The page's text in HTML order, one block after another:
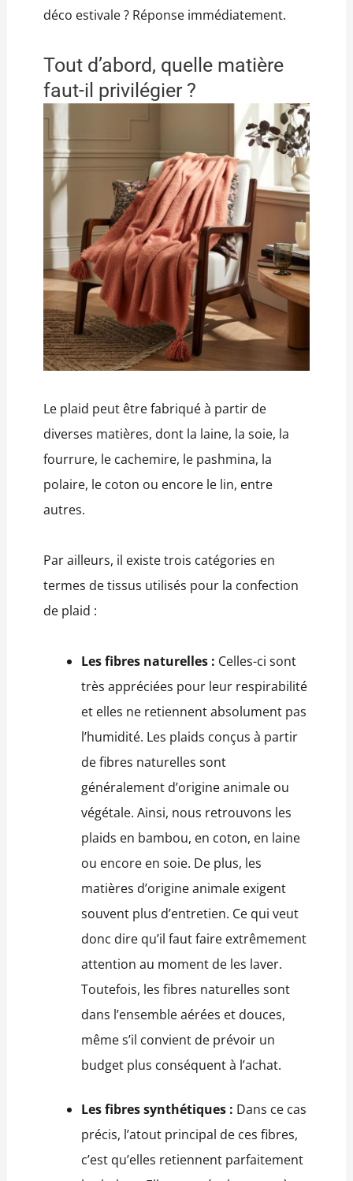
déco estivale ? Réponse immédiatement.
Tout d’abord, quelle matière
faut-il privilégier ?
Le plaid peut être fabriqué à partir de
diverses matières, dont la laine, la soie, la
fourrure, le cachemire, le pashmina, la
polaire, le coton ou encore le lin, entre
autres.
Par ailleurs, il existe trois catégories en
termes de tissus utilisés pour la confection
de plaid :
Les fibres naturelles : Celles-ci sont
très appréciées pour leur respirabilité
et elles ne retiennent absolument pas
l’humidité. Les plaids conçus à partir
de fibres naturelles sont
généralement d’origine animale ou
végétale. Ainsi, nous retrouvons les
plaids en bambou, en coton, en laine
ou encore en soie. De plus, les
matières d’origine animale exigent
souvent plus d’entretien. Ce qui veut
donc dire qu’il faut faire extrêmement
attention au moment de les laver.
Toutefois, les fibres naturelles sont
dans l’ensemble aérées et douces,
même s’il convient de prévoir un
budget plus conséquent à l’achat.
Les fibres synthétiques : Dans ce cas
précis, l’atout principal de ces fibres,
c’est qu’elles retiennent parfaitement